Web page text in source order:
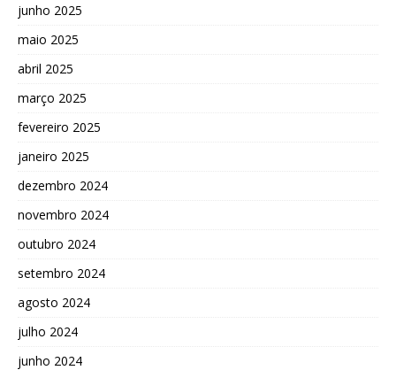
junho 2025
maio 2025
abril 2025
março 2025
fevereiro 2025
janeiro 2025
dezembro 2024
novembro 2024
outubro 2024
setembro 2024
agosto 2024
julho 2024
junho 2024